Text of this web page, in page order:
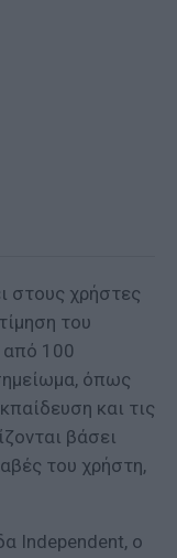
στους χρήστες
του
από 100
όπως
και τις
βάσει
του χρήστη,
Independent, ο